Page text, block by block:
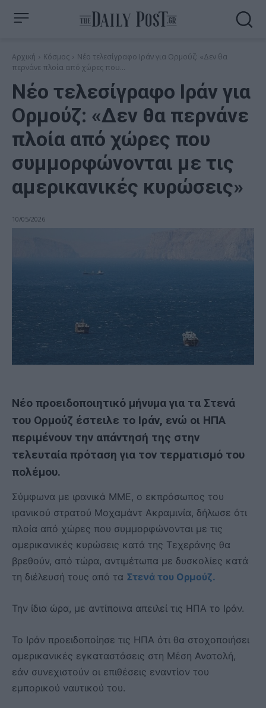
Αρχική Κόσμος
Νέο τελεσίγραφο Ιράν για Ορμούζ: «Δεν θα
περνάνε πλοία από χώρες που...
Νέο τελεσίγραφο Ιράν για
Ορμούζ: «Δεν θα περνάνε
πλοία από χώρες που
συμμορφώνονται με τις
αμερικανικές κυρώσεις»
10/05/2026
Νέο προειδοποιητικό μήνυμα για τα Στενά
του Ορμούζ έστειλε το Ιράν, ενώ οι ΗΠΑ
περιμένουν την απάντησή της στην
τελευταία πρόταση για τον τερματισμό του
πολέμου.
Σύμφωνα με ιρανικά ΜΜΕ, ο εκπρόσωπος του
ιρανικού στρατού Μοχαμάντ Ακραμινία, δήλωσε ότι
πλοία από χώρες που συμμορφώνονται με τις
αμερικανικές κυρώσεις κατά της Τεχεράνης θα
βρεθούν, από τώρα, αντιμέτωπα με δυσκολίες κατά
τη διέλευσή τους από τα Στενά του Ορμούζ.
Την ίδια ώρα, με αντίποινα απειλεί τις ΗΠΑ το Ιράν.
Το Ιράν προειδοποίησε τις ΗΠΑ ότι θα στοχοποιήσει
αμερικανικές εγκαταστάσεις στη Μέση Ανατολή,
εάν συνεχιστούν οι επιθέσεις εναντίον του
εμπορικού ναυτικού του.